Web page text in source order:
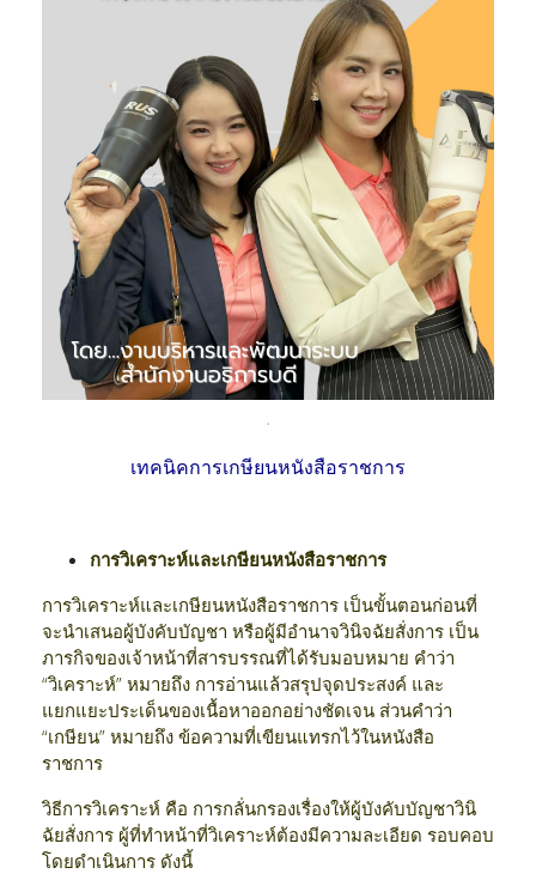
.
เทคนิคการเกษียนหนังสือราชการ
การวิเคราะห์และเกษียนหนังสือราชการ
การวิเคราะห์และเกษียนหนังสือราชการ เป็นขั้นตอนก่อนที่
จะนำเสนอผู้บังคับบัญชา หรือผู้มีอำนาจวินิจฉัยสั่งการ เป็น
ภารกิจของเจ้าหน้าที่สารบรรณที่ได้รับมอบหมาย คำว่า
“วิเคราะห์” หมายถึง การอ่านแล้วสรุปจุดประสงค์ และ
แยกแยะประเด็นของเนื้อหาออกอย่างชัดเจน ส่วนคำว่า
“เกษียน” หมายถึง ข้อความที่เขียนแทรกไว้ในหนังสือ
ราชการ
วิธีการวิเคราะห์ คือ การกลั่นกรองเรื่องให้ผู้บังคับบัญชาวินิ
ฉัยสั่งการ ผู้ที่ทำหน้าที่วิเคราะห์ต้องมีความละเอียด รอบคอบ
โดยดำเนินการ ดังนี้